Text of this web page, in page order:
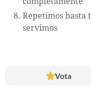
Repetimos hasta
servimos
Vota